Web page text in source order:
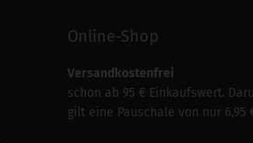
Online-Shop
Versandkostenfrei
schon ab 95 € Einkaufswert.
gilt eine Pauschale von nur 6,95